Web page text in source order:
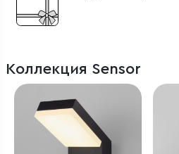
Коллекция Sensor